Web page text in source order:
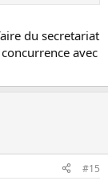
du secretariat
avec
#15